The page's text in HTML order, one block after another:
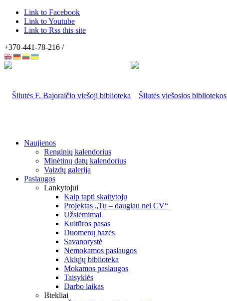
Link to Facebook
Link to Youtube
Link to Rss this site
+370-441-78-216 /
Naujienos
Renginių kalendorius
Minėtinų datų kalendorius
Vaizdų galerija
Paslaugos
Lankytojui
Kaip tapti skaitytoju
Projektas „Tu – daugiau nei CV“
Užsiėmimai
Kultūros pasas
Duomenų bazės
Savanorystė
Nemokamos paslaugos
Aklųjų biblioteka
Mokamos paslaugos
Taisyklės
Darbo laikas
Ištekliai